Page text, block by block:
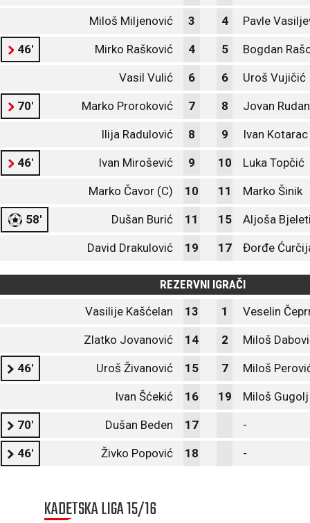
Miloš Miljenović 3 4 Pavle
46' Mirko Rašković 4 5 Bogdan
Vasil Vulić 6 6 Uroš Vujičić
70' Marko Proroković 7 8 Jovan Rudan
Ilija Radulović 8 9 Ivan Kotarac
46' Ivan Mirošević 9 10 Luka Topčić
Marko Čavor (C) 10 11 Marko Šinik
58' Dušan Burić 11 15 Aljoša
David Drakulović 19 17 Đorđe
REZERVNI IGRAČI
Vasilije Kašćelan
13 1 Veselin
Zlatko Jovanović 14 2 Miloš
46' Uroš Živanović 15 7 Miloš
Ivan Šćekić 16 19 Miloš Gugolj
70' Dušan Beden 17 -
46' Živko Popović 18 -
KADETSKA LIGA 15/16